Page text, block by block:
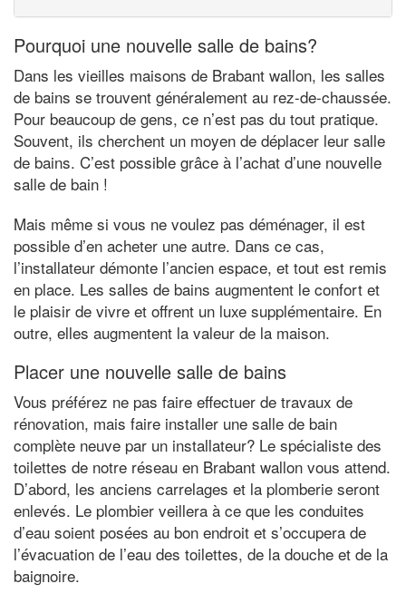
Pourquoi une nouvelle salle de bains?
Dans les vieilles maisons de Brabant wallon, les salles
de bains se trouvent généralement au rez-de-chaussée.
Pour beaucoup de gens, ce n’est pas du tout pratique.
Souvent, ils cherchent un moyen de déplacer leur salle
de bains. C’est possible grâce à l’achat d’une nouvelle
salle de bain !
Mais même si vous ne voulez pas déménager, il est
possible d’en acheter une autre. Dans ce cas,
l’installateur démonte l’ancien espace, et tout est remis
en place. Les salles de bains augmentent le confort et
le plaisir de vivre et offrent un luxe supplémentaire. En
outre, elles augmentent la valeur de la maison.
Placer une nouvelle salle de bains
Vous préférez ne pas faire effectuer de travaux de
rénovation, mais faire installer une salle de bain
complète neuve par un installateur? Le spécialiste des
toilettes de notre réseau en Brabant wallon vous attend.
D’abord, les anciens carrelages et la plomberie seront
enlevés. Le plombier veillera à ce que les conduites
d’eau soient posées au bon endroit et s’occupera de
l’évacuation de l’eau des toilettes, de la douche et de la
baignoire.